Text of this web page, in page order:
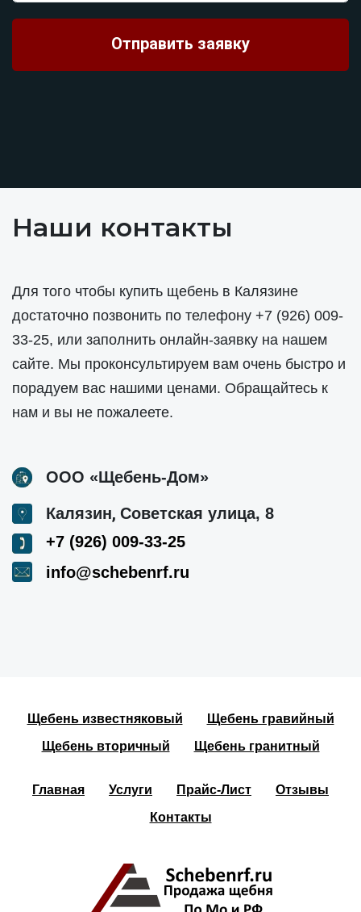
Наши контакты
Для того чтобы купить щебень в Калязине
достаточно позвонить по телефону +7 (926) 009-
33-25, или заполнить онлайн-заявку на нашем
сайте. Мы проконсультируем вам очень быстро и
порадуем вас нашими ценами. Обращайтесь к
нам и вы не пожалеете.
ООО «Щебень-Дом»
Калязин, Советская улица, 8
+7 (926) 009-33-25
info@schebenrf.ru
Щебень известняковый
Щебень гравийный
Щебень вторичный
Щебень гранитный
Главная Услуги Прайс-Лист
Отзывы
Контакты